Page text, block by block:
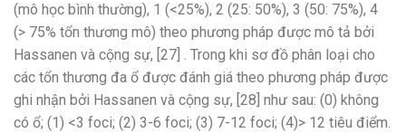
(mô học bình thường), 1 (<25%), 2 (25: 50%), 3 (50: 75%), 4
(> 75% tổn thương mô) theo phương pháp được mô tả bởi
Hassanen và cộng sự, [27] . Trong khi sơ đồ phân loại cho
các tổn thương đa ổ được đánh giá theo phương pháp được
ghi nhận bởi Hassanen và cộng sự, [28] như sau: (0) không
có ổ; (1) <3 foci; (2) 3-6 foci; (3) 7-12 foci; (4)> 12 tiêu điểm.